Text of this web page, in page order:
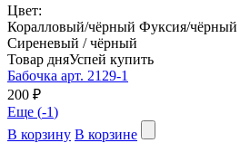
Цвет:
Коралловый/чёрный Фуксия/чёрный
Сиреневый / чёрный
Товар дняУспей купить
Бабочка арт. 2129-1
200 ₽
Еще (-1)
В корзину В корзине